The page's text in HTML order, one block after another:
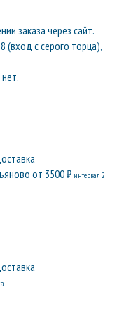
заказа через сайт.
(вход с серого торца),
от 3500 ₽ интервал 2